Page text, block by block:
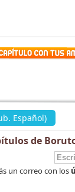
Español)
de
un correo con los